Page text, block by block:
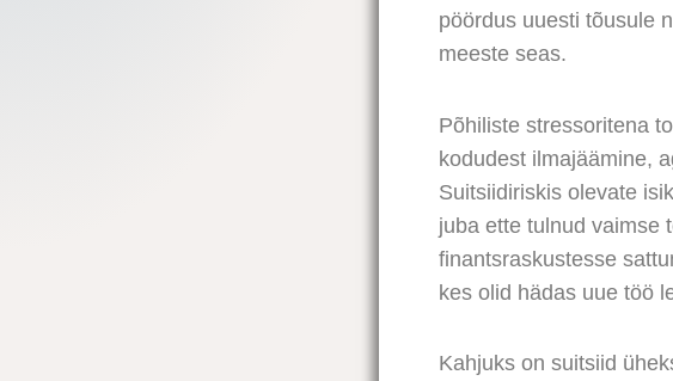
pöördus uuesti tõusule
meeste seas.
Põhiliste stressoritena
kodudest ilmajäämine,
Suitsiidiriskis olevate
juba ette tulnud vaimse
finantsraskustesse
kes olid hädas uue töö
Kahjuks on suitsiid